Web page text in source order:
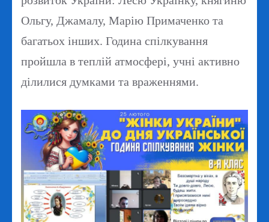
Ольгу, Джамалу, Марію Примаченко та
багатьох інших. Година спілкування
пройшла в теплій атмосфері, учні активно
ділилися думками та враженнями.